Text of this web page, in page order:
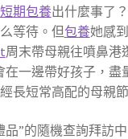
短期包養出什麼事了
等待。但包養她感
周末帶母親往噴鼻港
在一邊帶好孩子，盡
長短常高配的母
”的隨機查詢拜訪中